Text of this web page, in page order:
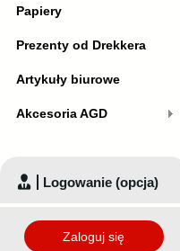
Papiery
Prezenty od Drekkera
Artykuły biurowe
Akcesoria AGD
Logowanie (opcja)
Zaloguj się